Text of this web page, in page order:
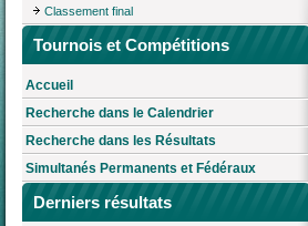
Classement final
Tournois et Compétitions
Accueil
Recherche dans le Calendrier
Recherche dans les Résultats
Simultanés Permanents et Fédéraux
Derniers résultats